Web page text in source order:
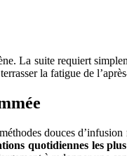
La suite requiert
la fatigue de
douces
quotidiennes les